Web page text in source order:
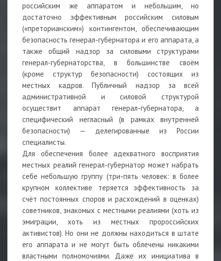
российским же аппаратом и небольшим, но
достаточно эффективным российским силовым
(«преторианским») контингентом, обеспечивающим
безопасность генерал-губернатора и его аппарата, а
также общий надзор за силовыми структурами
генерал-губернаторства, в большинстве своём
(кроме структур безопасности) состоящих из
местных кадров. Публичный надзор за всей
административной и силовой структурой
осуществит аппарат генерал-губернатора, а
специфический негласный (в рамках внутренней
безопасности) — делегированные из России
специалисты.
Для обеспечения более адекватного восприятия
местных реалий генерал-губернатор может набрать
себе небольшую группу (три-пять человек: в более
крупном коллективе теряется эффективность за
счёт постоянных споров и расхождений в оценках)
советников, знакомых с местными реалиями (хоть из
эмиграции, хоть из местных пророссийских
активистов). Но они не должны находиться в штате
его аппарата и не могут быть облечены никакими
властными полномочиями. Даже их инициатива в